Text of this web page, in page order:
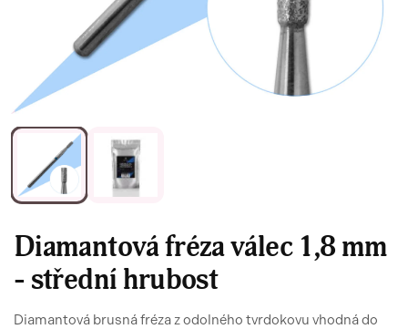
Diamantová fréza válec 1,8 mm
- střední hrubost
Diamantová brusná fréza z odolného tvrdokovu vhodná do